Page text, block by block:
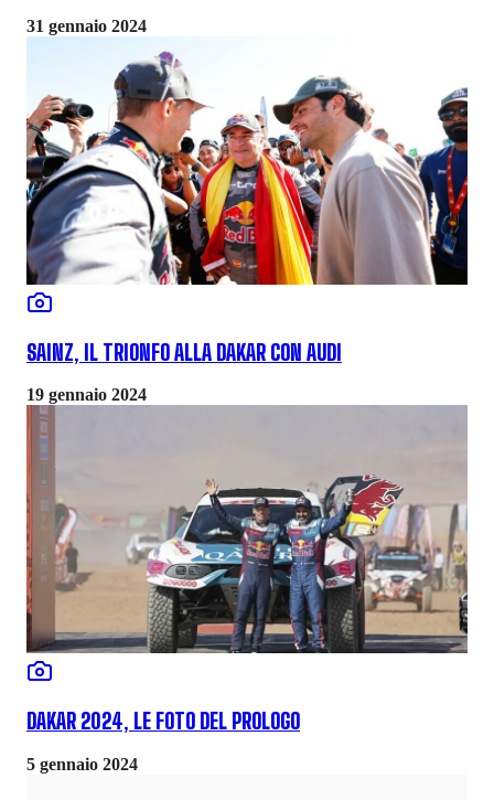
31 gennaio 2024
SAINZ, IL TRIONFO ALLA DAKAR CON AUDI
19 gennaio 2024
DAKAR 2024, LE FOTO DEL PROLOGO
5 gennaio 2024